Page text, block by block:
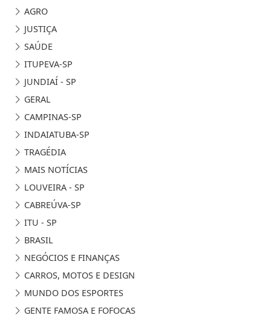
AGRO
JUSTIÇA
SAÚDE
ITUPEVA-SP
JUNDIAÍ - SP
GERAL
CAMPINAS-SP
INDAIATUBA-SP
TRAGÉDIA
MAIS NOTÍCIAS
LOUVEIRA - SP
CABREÚVA-SP
ITU - SP
BRASIL
NEGÓCIOS E FINANÇAS
CARROS, MOTOS E DESIGN
MUNDO DOS ESPORTES
GENTE FAMOSA E FOFOCAS